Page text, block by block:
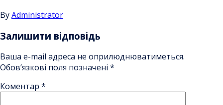
ByAdministrator
Залишити відповідь
Ваша e-mail адреса не оприлюднюватиметься.
Обов’язкові поля позначені *
Коментар *